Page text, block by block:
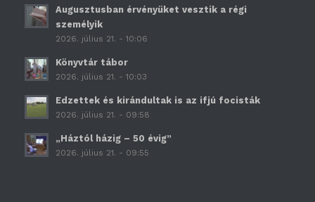
Augusztusban érvényüket vesztik a régi
személyik
2026. július 21. - 10:06
Könyvtár tábor
2026. július 21. - 10:03
Edzettek és kirándultak is az ifjú focisták
2026. július 21. - 09:58
„Háztól házig – 50 évig”
2026. július 21. - 09:55